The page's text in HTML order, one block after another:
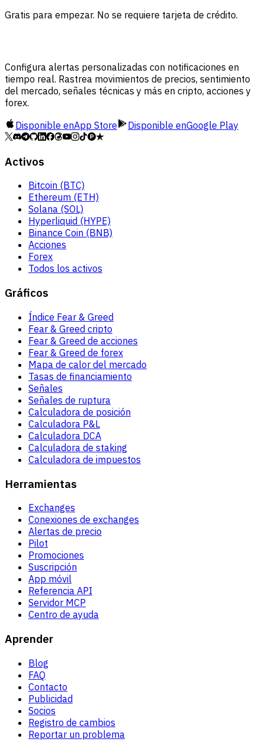
Gratis para empezar. No se requiere tarjeta de crédito.
Configura alertas personalizadas con notificaciones en
tiempo real. Rastrea movimientos de precios, sentimiento
del mercado, señales técnicas y más en cripto, acciones y
forex.
Disponible enApp Store Disponible enGoogle Play
Activos
Bitcoin (BTC)
Ethereum (ETH)
Solana (SOL)
Hyperliquid (HYPE)
Binance Coin (BNB)
Acciones
Forex
Todos los activos
Gráficos
Índice Fear & Greed
Fear & Greed cripto
Fear & Greed de acciones
Fear & Greed de forex
Mapa de calor del mercado
Tasas de financiamiento
Señales
Señales de ruptura
Calculadora de posición
Calculadora P&L
Calculadora DCA
Calculadora de staking
Calculadora de impuestos
Herramientas
Exchanges
Conexiones de exchanges
Alertas de precio
Pilot
Promociones
Suscripción
App móvil
Referencia API
Servidor MCP
Centro de ayuda
Aprender
Blog
FAQ
Contacto
Publicidad
Socios
Registro de cambios
Reportar un problema